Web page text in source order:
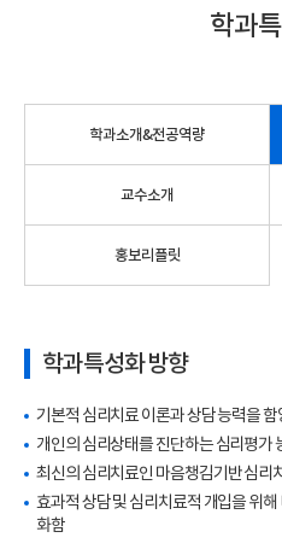
학과
학과소개&전공역량
교수소개
홍보리플릿
학과특성화 방향
기본적 심리치료 이론과 상담 능력을
개인의 심리상태를 진단하는 심리평가
최신의 심리치료인 마음챙김기반 심리
효과적 상담 및 심리치료적 개입을 위
화함